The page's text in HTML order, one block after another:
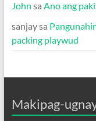
John sa Ano ang
sanjaysa
packing playwud
Makipag-